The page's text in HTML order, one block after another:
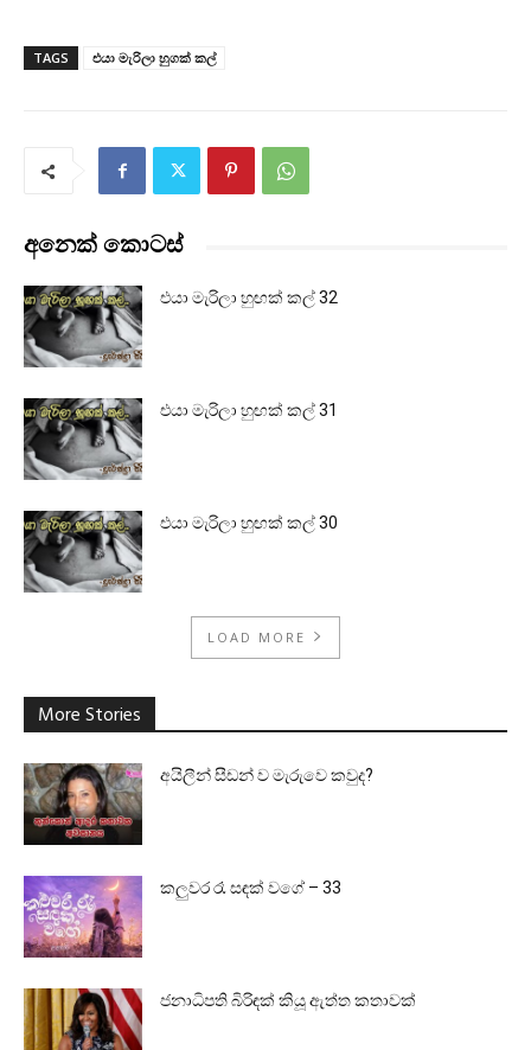
TAGS එයා මැරිලා හුගක් කල්
අනෙක් කොටස්
එයා මැරිලා හුඟක් කල් 32
එයා මැරිලා හුඟක් කල් 31
එයා මැරිලා හුඟක් කල් 30
LOAD MORE
More Stories
අයිලීන් සීඩන් ව මැරුවෙ කවුද?
කලුවර රෑ සඳක් වගේ – 33
ජනාධිපති බිරිඳක් කියූ ඇත්ත කතාවක්